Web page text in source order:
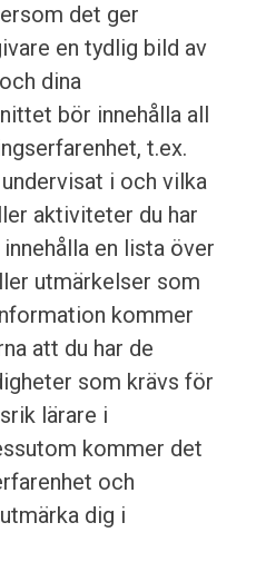
det ger
en tydlig bild av
dina
bör innehålla all
t.ex.
i och vilka
aktiviteter du har
en lista över
utmärkelser som
kommer
att du har de
som krävs för
lärare i
kommer det
och
dig i